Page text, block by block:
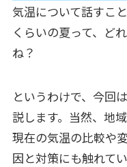
気温について話すこ
くらいの夏って、ど
ね？
というわけで、今回は
説します。当然、地
現在の気温の比較や
因と対策にも触れて